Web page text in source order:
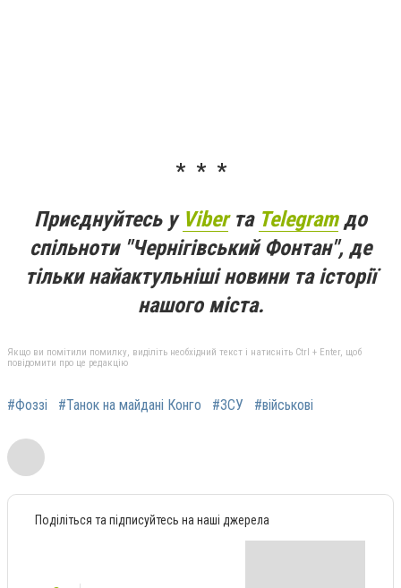
* * *
Приєднуйтесь у Viberта Telegramдо
спільноти "Чернігівський Фонтан", де
тільки найактульніші новини та історії
нашого міста.
Якщо ви помітили помилку, виділіть необхідний текст і натисніть Ctrl + Enter, щоб
повідомити про це редакцію
#Фоззі #Танок на майдані Конго #ЗСУ #військові
Поділіться та підписуйтесь на наші джерела